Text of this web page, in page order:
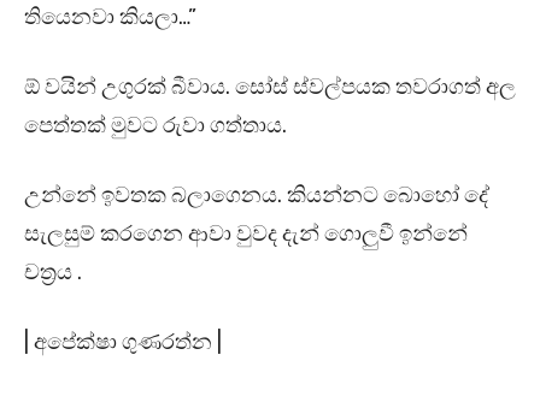
තියෙනවා කියලා…”
ඕ වයින් උගුරක් බීවාය. සෝස් ස්වල්පයක තවරාගත් අල
පෙත්තක් මුවට රුවා ගත්තාය.
උන්නේ ඉවතක බලාගෙනය. කියන්නට බොහෝ දේ
සැලසුම් කරගෙන ආවා වුවද දැන් ගොලුවී ඉන්නේ
චත්‍රය .
| අපේක්ෂා ගුණරත්න |